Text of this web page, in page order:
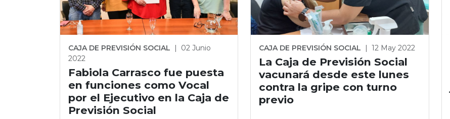
CAJA DE PREVISIÓN SOCIAL |
02 Junio
2022
Fabiola Carrasco fue puesta
en funciones como Vocal
por el Ejecutivo en la Caja de
Previsión Social
CAJA DE PREVISIÓN SOCIAL | 12 May 2022
La Caja de Previsión Social
vacunará desde este lunes
contra la gripe con turno
previo